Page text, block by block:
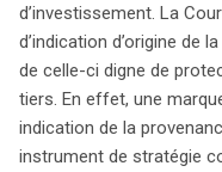
d’investissement. La
d’indication d’origine de
de celle-ci digne de
tiers. En effet, une
indication de la
instrument de stratégie